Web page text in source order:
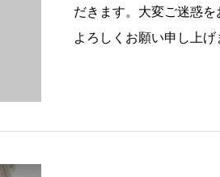
だきます。大変ご迷惑
よろしくお願い申し上げ